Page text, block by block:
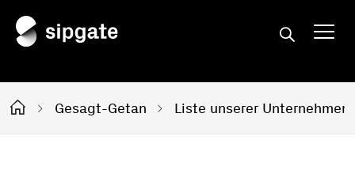
Gesagt-Getan Liste unserer Unternehmen